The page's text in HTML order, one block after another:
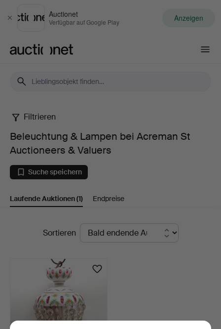
Schließen
Auctionet
Verfügbar auf Google Play Anzeigen
Beleuchtung
Lampen
bei
Auctioneers
Valuers
Filtrieren
Beleuchtung & Lampen bei Acreman St
Auctioneers & Valuers
Suche speichern
Laufende Auktionen(1) Endpreise
LaufendeSortieren